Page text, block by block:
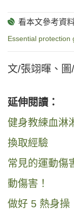
Essential protection
文/張翊暉、圖
延伸閱讀：
健身教練血淋
換取經驗
常見的運動傷
動傷害！
做好 5 熱身